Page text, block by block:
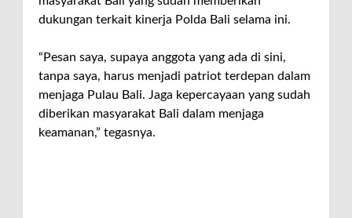
dukungan terkait kinerja Polda Bali selama ini.
“Pesan saya, supaya anggota yang ada di sini,
tanpa saya, harus menjadi patriot terdepan dalam
menjaga Pulau Bali. Jaga kepercayaan yang sudah
diberikan masyarakat Bali dalam menjaga
keamanan,” tegasnya.